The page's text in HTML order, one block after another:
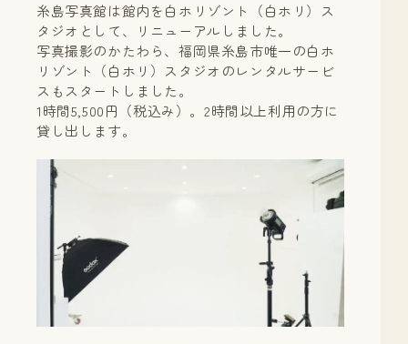
糸島写真館は館内を白ホリゾント（白ホリ）ス
タジオとして、リニューアルしました。
写真撮影のかたわら、福岡県糸島市唯一の白ホ
リゾント（白ホリ）スタジオのレンタルサービ
スもスタートしました。
1時間5,500円（税込み）。2時間以上利用の方に
貸し出します。